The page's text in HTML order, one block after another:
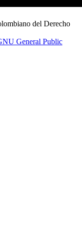
del Derecho
General Public